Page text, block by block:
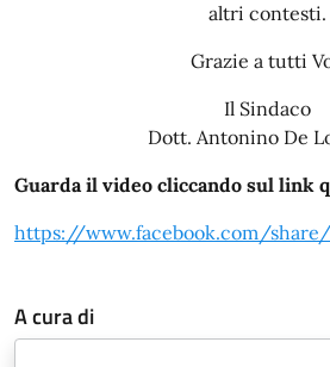
altri contesti.
Grazie a tutti
Il Sindaco
Dott. Antonino De
Guarda il video cliccando sul link
https://www.facebook.com/
A cura di